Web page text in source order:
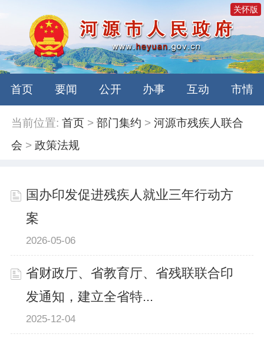
关怀版
首页 要闻 公开 办事 互动 市情
当前位置: 首页 >部门集约 >河源市残疾人联合
会 >政策法规
国办印发促进残疾人就业三年行动方
案
2026-05-06
省财政厅、省教育厅、省残联联合印
发通知，建立全省特...
2025-12-04